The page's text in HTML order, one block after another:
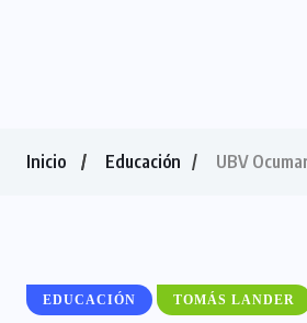
Inicio Educación UBV
EDUCACIÓN TOMÁS LANDER